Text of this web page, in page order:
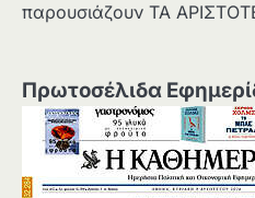
παρουσιάζουν ΤΑ
Πρωτοσέλιδα